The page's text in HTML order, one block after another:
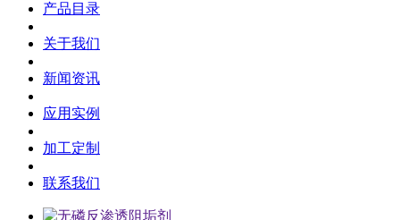
产品目录
关于我们
新闻资讯
应用实例
加工定制
联系我们